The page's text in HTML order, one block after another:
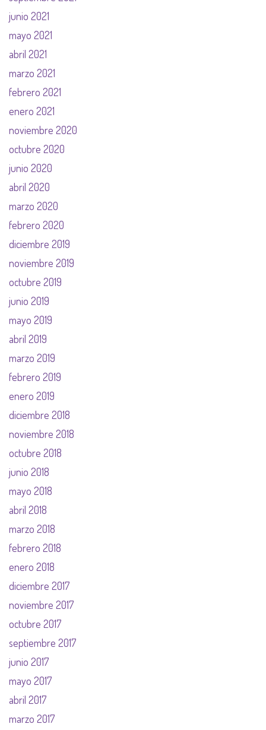
junio 2021
mayo 2021
abril 2021
marzo 2021
febrero 2021
enero 2021
noviembre 2020
octubre 2020
junio 2020
abril 2020
marzo 2020
febrero 2020
diciembre 2019
noviembre 2019
octubre 2019
junio 2019
mayo 2019
abril 2019
marzo 2019
febrero 2019
enero 2019
diciembre 2018
noviembre 2018
octubre 2018
junio 2018
mayo 2018
abril 2018
marzo 2018
febrero 2018
enero 2018
diciembre 2017
noviembre 2017
octubre 2017
septiembre 2017
junio 2017
mayo 2017
abril 2017
marzo 2017